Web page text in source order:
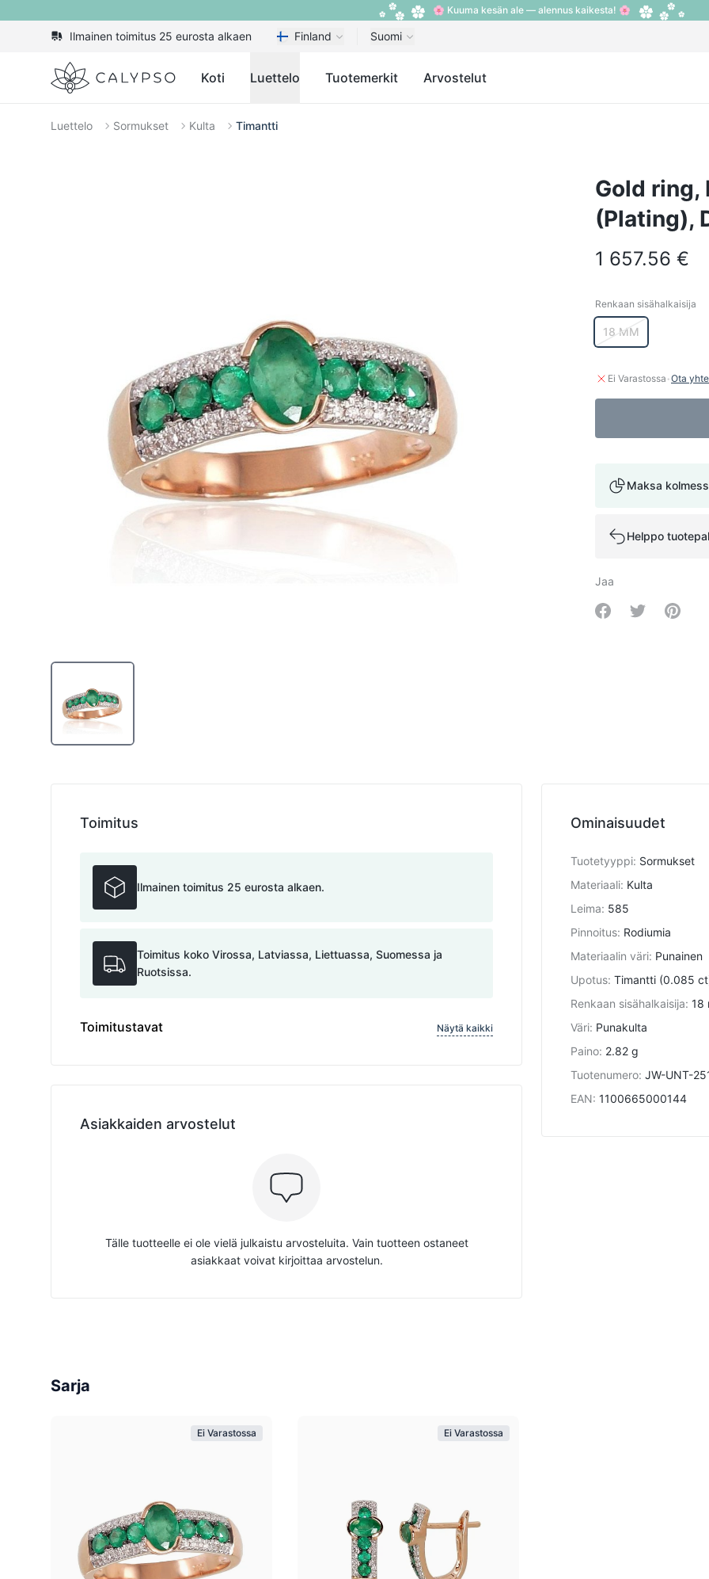
🌸 Kuuma kesän ale — alennus kaikesta! 🌸
Ilmainen toimitus 25 eurosta alkaen Finland Suomi
Calypso Koti Luettelo Tuotemerkit Arvostelut
Luettelo Sormukset Kulta Timantti
Gold ring,
(Plating),
1 657.56 €
Renkaan sisähalkaisija
Renkaan
18 MM
Ei Varastossa ·Ota
Maksa
Helppo
Jaa
Share onShare on
Ominaisuudet
Tuotetyyppi: Sormukset
Materiaali: Kulta
Leima: 585
Pinnoitus: Rodiumia
Materiaalin väri: Punainen
Upotus: Timantti (0.085
Renkaan sisähalkaisija: 18
Väri: Punakulta
Paino: 2.82 g
Tuotenumero: JW-UNT-
EAN: 1100665000144
Toimitus
Ilmainen toimitus 25 eurosta alkaen.
Toimitus koko Virossa, Latviassa, Liettuassa, Suomessa ja
Ruotsissa.
Toimitustavat Näytä kaikki
Asiakkaiden arvostelut
Tälle tuotteelle ei ole vielä julkaistu arvosteluita. Vain tuotteen ostaneet
asiakkaat voivat kirjoittaa arvostelun.
Sarja
Ei Varastossa Ei Varastossa